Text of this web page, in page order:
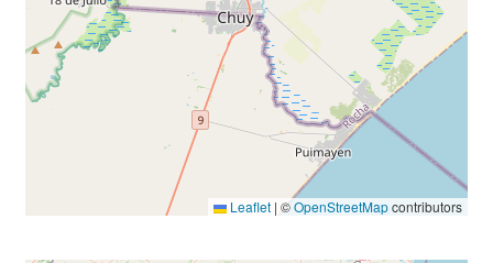
Leaflet | ©OpenStreetMapcontributors